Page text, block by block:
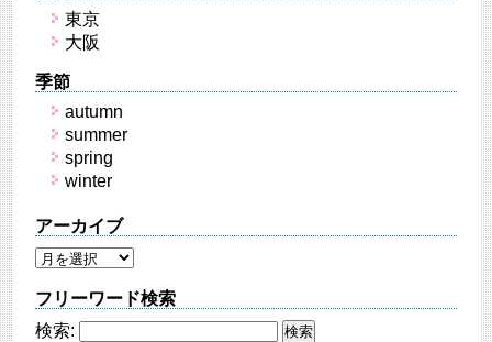
東京
大阪
季節
autumn
summer
spring
winter
アーカイブ
フリーワード検索
検索: